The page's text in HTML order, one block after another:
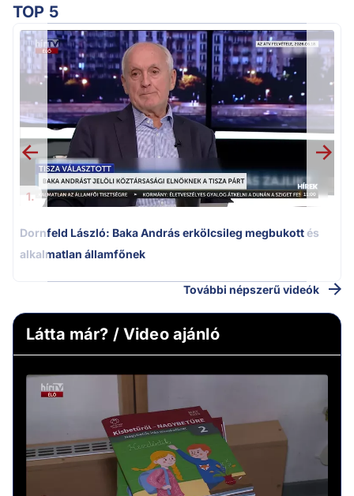
TOP 5
1.
Dornfeld László: Baka András erkölcsileg megbukott és
alkalmatlan államfőnek
További népszerű videók
Látta már? / Video ajánló